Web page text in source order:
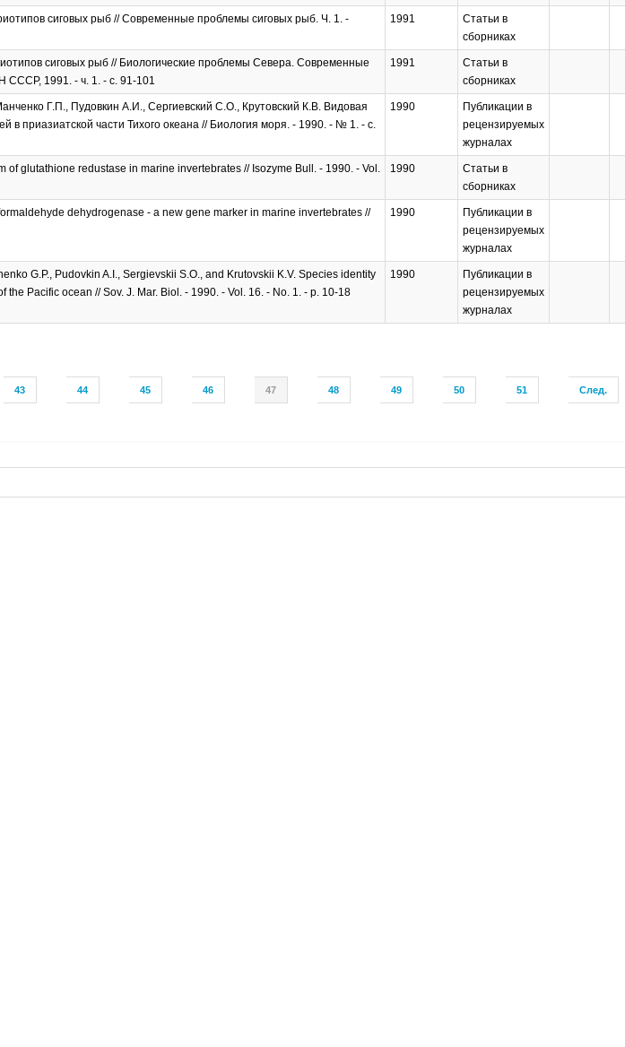
43 44 45 46 47 48 49 50 51 След.
сиговых рыб // Современные проблемы сиговых рыб. Ч. 1. -
1991
Статьи в
сборниках
сиговых рыб // Биологические проблемы Севера. Современные
СССР, 1991. - ч. 1. - с. 91-101
1991
Статьи в
сборниках
Г.П., Пудовкин А.И., Сергиевский С.О., Крутовский К.В. Видовая
приазиатской части Тихого океана // Биология моря. - 1990. - № 1. - с.
1990
Публикации в
рецензируемых
журналах
of glutathione redustase in marine invertebrates // Isozyme Bull. - 1990. - Vol.
1990
Статьи в
сборниках
dehydrogenase - a new gene marker in marine invertebrates //
1990
Публикации в
рецензируемых
журналах
G.P., Pudovkin A.I., Sergievskii S.O., and Krutovskii K.V. Species identity
Pacific ocean // Sov. J. Mar. Biol. - 1990. - Vol. 16. - No. 1. - p. 10-18
1990
Публикации в
рецензируемых
журналах